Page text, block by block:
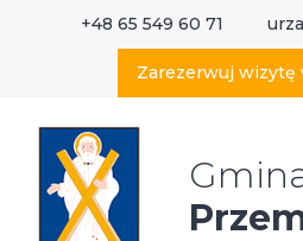
+48 65 549 60 71
Zarezerwuj wizytę
Wyszukaj w serwisie